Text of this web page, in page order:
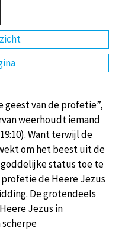
geest van de profetie”,
weerhoudt iemand
Want terwijl de
om het beest uit de
goddelijke status toe te
de Heere Jezus
De grotendeels
Jezus in
scherpe